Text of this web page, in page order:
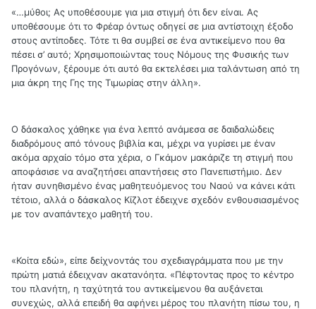
«…μύθοι; Ας υποθέσουμε για μια στιγμή ότι δεν είναι. Ας
υποθέσουμε ότι το Φρέαρ όντως οδηγεί σε μια αντίστοιχη έξοδο
στους αντίποδες. Τότε τι θα συμβεί σε ένα αντικείμενο που θα
πέσει σ’ αυτό; Χρησιμοποιώντας τους Νόμους της Φυσικής των
Προγόνων, ξέρουμε ότι αυτό θα εκτελέσει μια ταλάντωση από τη
μια άκρη της Γης της Τιμωρίας στην άλλη».
Ο δάσκαλος χάθηκε για ένα λεπτό ανάμεσα σε δαιδαλώδεις
διαδρόμους από τόνους βιβλία και, μέχρι να γυρίσει με έναν
ακόμα αρχαίο τόμο στα χέρια, ο Γκάμον μακάριζε τη στιγμή που
αποφάσισε να αναζητήσει απαντήσεις στο Πανεπιστήμιο. Δεν
ήταν συνηθισμένο ένας μαθητευόμενος του Ναού να κάνει κάτι
τέτοιο, αλλά ο δάσκαλος Κίζλοτ έδειχνε σχεδόν ενθουσιασμένος
με τον αναπάντεχο μαθητή του.
«Κοίτα εδώ», είπε δείχνοντάς του σχεδιαγράμματα που με την
πρώτη ματιά έδειχναν ακατανόητα. «Πέφτοντας προς το κέντρο
του πλανήτη, η ταχύτητά του αντικείμενου θα αυξάνεται
συνεχώς, αλλά επειδή θα αφήνει μέρος του πλανήτη πίσω του, η